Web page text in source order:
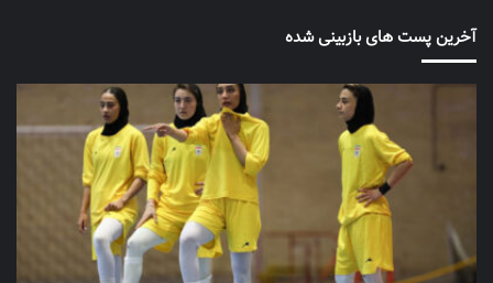
آخرین پست های بازبینی شده